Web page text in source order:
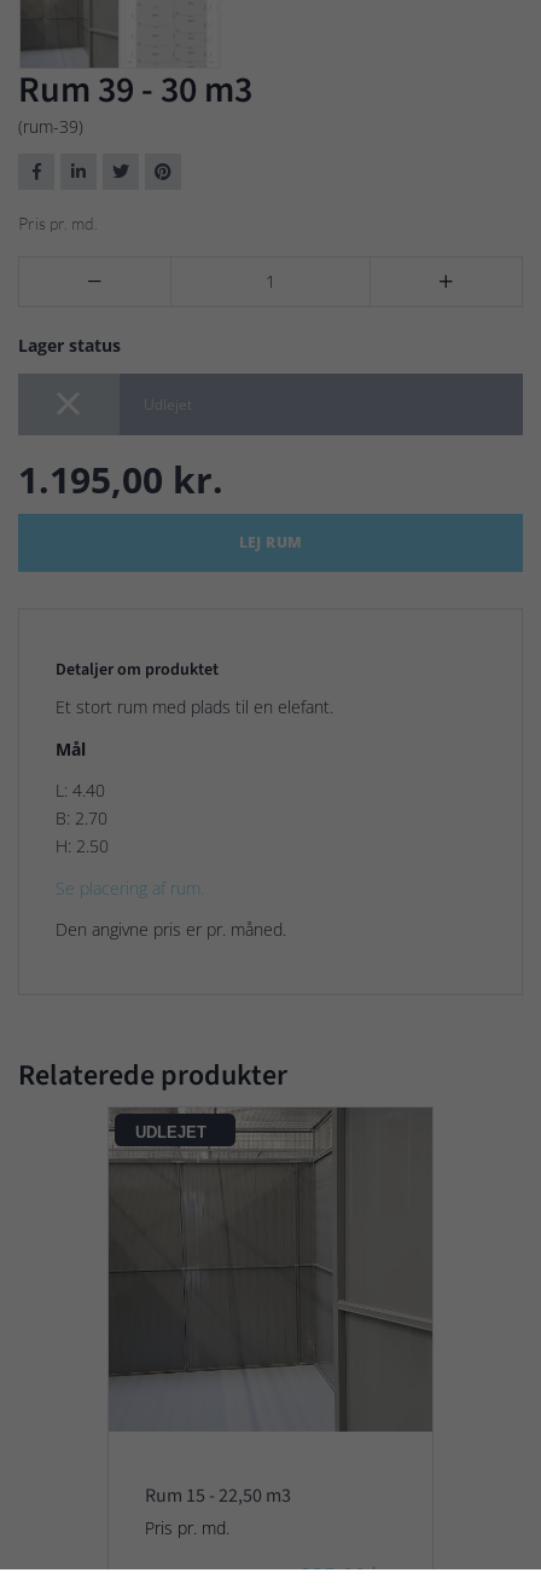
Rum 39 - 30 m3
(rum-39)
Pris pr. md.
 
Lager status
Udlejet
1.195,00 kr.
LEJ RUM
Detaljer om produktet
Et stort rum med plads til en elefant.
Mål
L: 4.40
B: 2.70
H: 2.50
Se placering af rum.
Den angivne pris er pr. måned.
Relaterede produkter
UDLEJET
Rum 15 - 22,50 m3
Pris pr. md.
895,00 kr.